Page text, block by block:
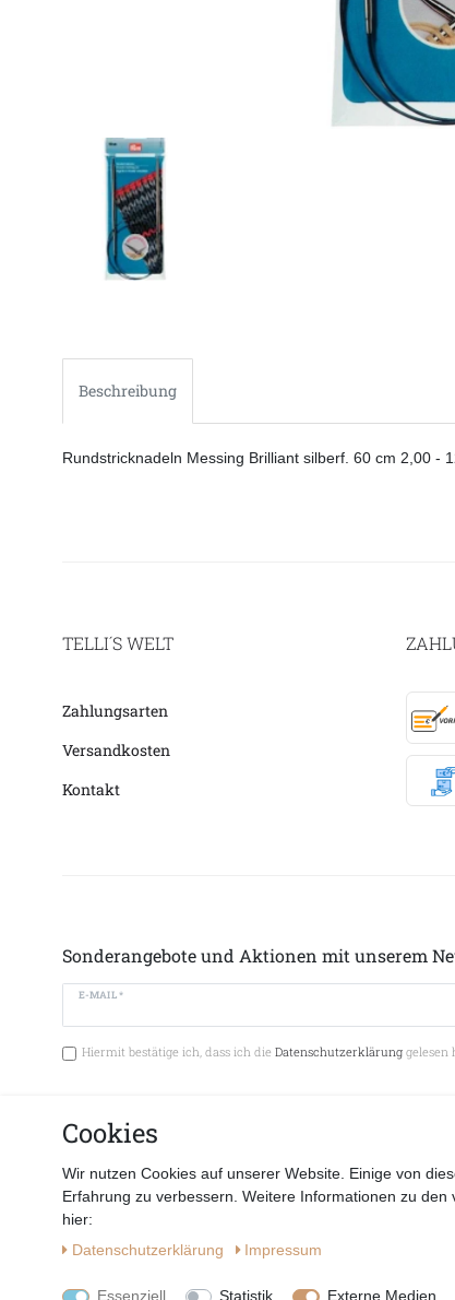
Beschreibung
Rundstricknadeln Messing Brilliant silberf. 60 cm 2,00
TELLI´S WELT
Zahlungsarten
Versandkosten
Kontakt
Sonderangebote und Aktionen mit unserem
E-MAIL *
Hiermit bestätige ich, dass ich die Datenschutzerklärunggelesen
Cookies
Wir nutzen Cookies auf unserer Website. Einige von
Erfahrung zu verbessern. Weitere Informationen zu
hier:
Daten­schutz­erklärung
Impressum
Essenziell Statistik Externe Medien